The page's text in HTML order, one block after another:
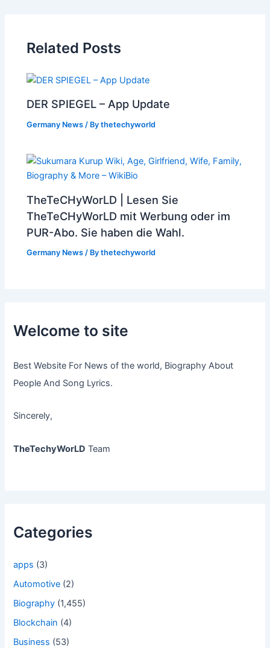
Related Posts
DER SPIEGEL – App Update
Germany News / Bythetechyworld
TheTeCHyWorLD | Lesen Sie
TheTeCHyWorLD mit Werbung oder im
PUR-Abo. Sie haben die Wahl.
Germany News / Bythetechyworld
Welcome to site
Best Website For News of the world, Biography About
People And Song Lyrics.
Sincerely,
TheTechyWorLD Team
Categories
apps (3)
Automotive (2)
Biography (1,455)
Blockchain (4)
Business (53)